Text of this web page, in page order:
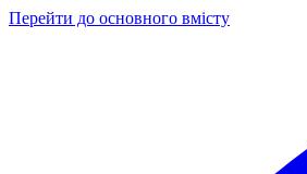
Перейти до основного вмісту